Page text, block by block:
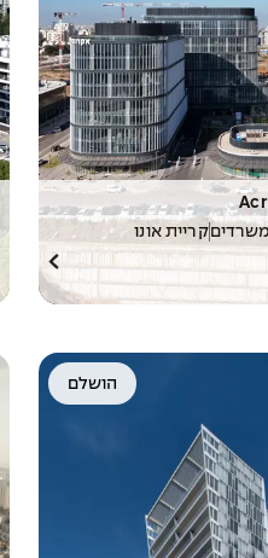
משרדיםקריית אונו
הושלם